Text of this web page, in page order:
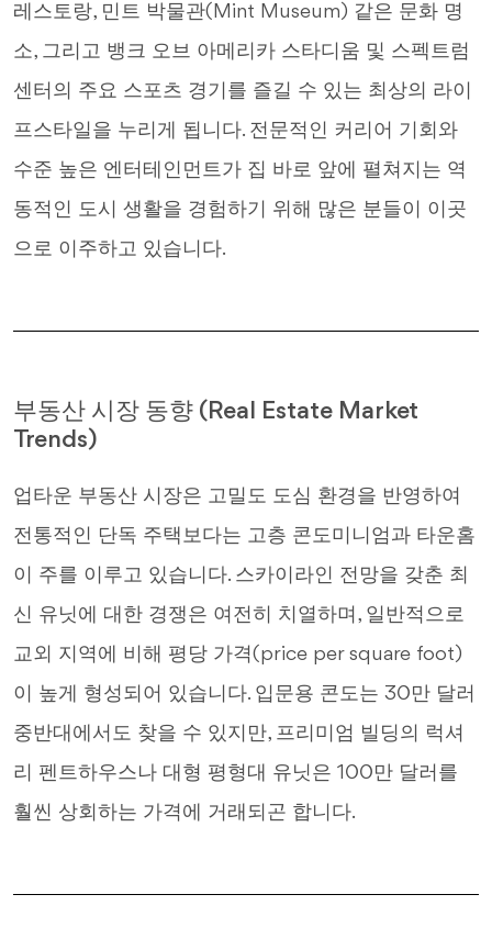
레스토랑, 민트 박물관(Mint Museum) 같은 문화 명
소, 그리고 뱅크 오브 아메리카 스타디움 및 스펙트럼
센터의 주요 스포츠 경기를 즐길 수 있는 최상의 라이
프스타일을 누리게 됩니다. 전문적인 커리어 기회와
수준 높은 엔터테인먼트가 집 바로 앞에 펼쳐지는 역
동적인 도시 생활을 경험하기 위해 많은 분들이 이곳
으로 이주하고 있습니다.
부동산 시장 동향 (Real Estate Market
Trends)
업타운 부동산 시장은 고밀도 도심 환경을 반영하여
전통적인 단독 주택보다는 고층 콘도미니엄과 타운홈
이 주를 이루고 있습니다. 스카이라인 전망을 갖춘 최
신 유닛에 대한 경쟁은 여전히 치열하며, 일반적으로
교외 지역에 비해 평당 가격(price per square foot)
이 높게 형성되어 있습니다. 입문용 콘도는 30만 달러
중반대에서도 찾을 수 있지만, 프리미엄 빌딩의 럭셔
리 펜트하우스나 대형 평형대 유닛은 100만 달러를
훨씬 상회하는 가격에 거래되곤 합니다.